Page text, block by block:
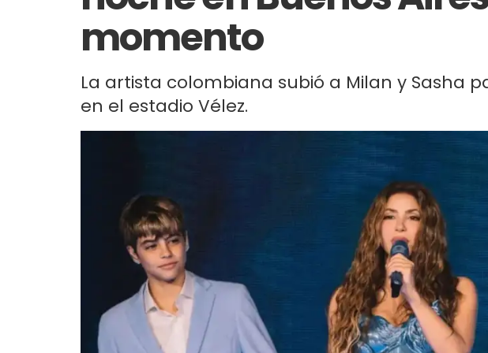
momento
La artista colombiana subió a Milan y Sasha
en el estadio Vélez.